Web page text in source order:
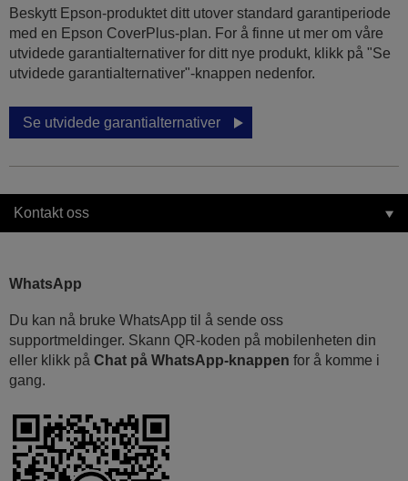
Beskytt Epson-produktet ditt utover standard garantiperiode
med en Epson CoverPlus-plan. For å finne ut mer om våre
utvidede garantialternativer for ditt nye produkt, klikk på "Se
utvidede garantialternativer"-knappen nedenfor.
Se utvidede garantialternativer
Kontakt oss
WhatsApp
Du kan nå bruke WhatsApp til å sende oss
supportmeldinger. Skann QR-koden på mobilenheten din
eller klikk på Chat på WhatsApp-knappen for å komme i
gang.